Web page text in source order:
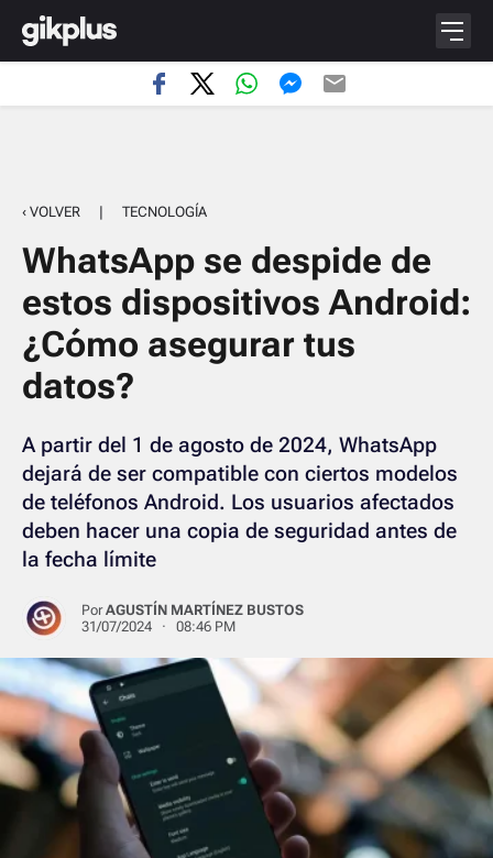
‹ VOLVER | TECNOLOGÍA
WhatsApp se despide de
estos dispositivos Android:
¿Cómo asegurar tus
datos?
A partir del 1 de agosto de 2024, WhatsApp
dejará de ser compatible con ciertos modelos
de teléfonos Android. Los usuarios afectados
deben hacer una copia de seguridad antes de
la fecha límite
PorAGUSTÍN MARTÍNEZ BUSTOS
31/07/2024 · 08:46 PM